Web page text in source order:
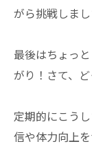
がら挑戦しまし
最後はちょっ
がり！さて、
定期的にこう
信や体力向上を